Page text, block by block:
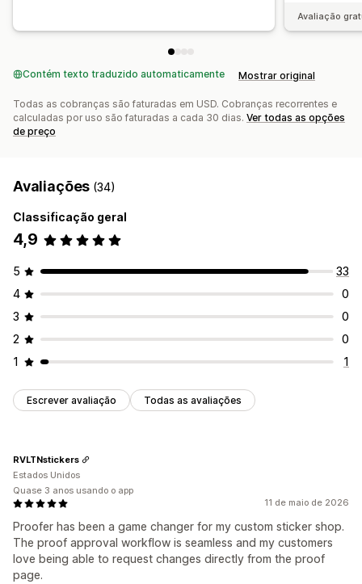
Avaliação
Contém texto traduzido automaticamente Mostrar original
Todas as cobranças são faturadas em USD. Cobranças recorrentes e
calculadas por uso são faturadas a cada 30 dias. Ver todas as opções
de preço
Avaliações (34)
Classificação geral
4,9
5
33
4
0
3
0
2
0
1
1
Escrever avaliação Todas as avaliações
11 de maio de 2026
Proofer has been a game changer for my custom sticker shop.
The proof approval workflow is seamless and my customers
love being able to request changes directly from the proof
page.
RVLTNstickers
Estados Unidos
Quase 3 anos usando o app